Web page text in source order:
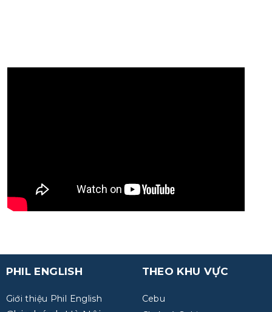
PHIL ENGLISH
Giới thiệu Phil English
THEO KHU VỰC
Cebu